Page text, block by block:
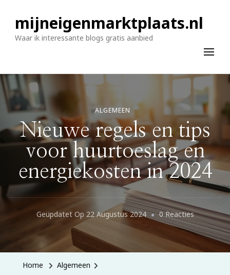
mijneigenmarktplaats.nl
Waar ik interessante blogs gratis aanbied
ALGEMEEN
Nieuwe regels en tips
voor huurtoeslag en
energiekosten in 2024
Geüpdatet Op 22 Augustus 2024 0 ReactiesOp
Nieuwe
Regels
Home
Algemeen